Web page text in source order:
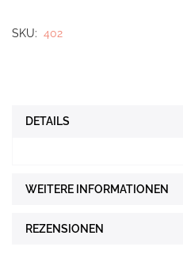
SKU 402
DETAILS
WEITERE INFORMATIONEN
REZENSIONEN